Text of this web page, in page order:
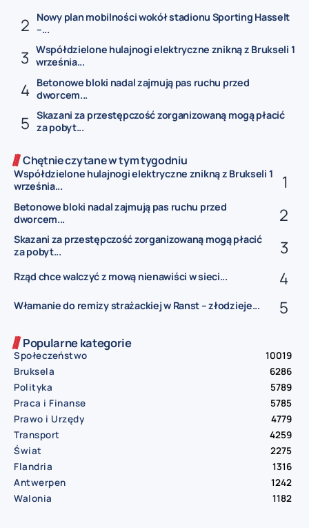
Nowy plan mobilności wokół stadionu Sporting Hasselt
–...
Współdzielone hulajnogi elektryczne znikną z Brukseli 1
września...
Betonowe bloki nadal zajmują pas ruchu przed
dworcem...
Skazani za przestępczość zorganizowaną mogą płacić
za pobyt...
Chętnie czytane w tym tygodniu
Współdzielone hulajnogi elektryczne znikną z Brukseli 1
września...
Betonowe bloki nadal zajmują pas ruchu przed
dworcem...
Skazani za przestępczość zorganizowaną mogą płacić
za pobyt...
Rząd chce walczyć z mową nienawiści w sieci...
Włamanie do remizy strażackiej w Ranst – złodzieje...
Popularne kategorie
Społeczeństwo
10019
Bruksela
6286
Polityka
5789
Praca i Finanse
5785
Prawo i Urzędy
4779
Transport
4259
Świat
2275
Flandria
1316
Antwerpen
1242
Walonia
1182